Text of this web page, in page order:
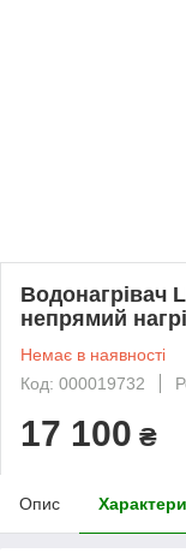
Водонагрівач
непрямий
Немає в наявності
Код: 000019732
17 100 ₴
Опис